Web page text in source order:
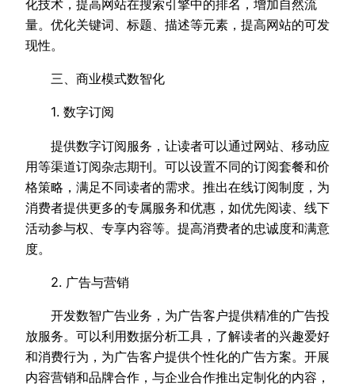
化技术，提高网站在搜索引擎中的排名，增加自然流
量。优化关键词、标题、描述等元素，提高网站的可发
现性。
三、商业模式数智化
1. 数字订阅
提供数字订阅服务，让读者可以通过网站、移动应
用等渠道订阅杂志期刊。可以设置不同的订阅套餐和价
格策略，满足不同读者的需求。推出在线订阅制度，为
消费者提供更多的专属服务和优惠，如优先阅读、线下
活动参与权、专享内容等。提高消费者的忠诚度和满意
度。
2. 广告与营销
开发数智广告业务，为广告客户提供精准的广告投
放服务。可以利用数据分析工具，了解读者的兴趣爱好
和消费行为，为广告客户提供个性化的广告方案。开展
内容营销和品牌合作，与企业合作推出定制化的内容，